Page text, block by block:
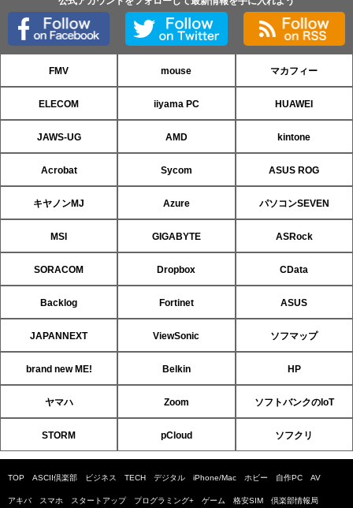
FMV mouse マカフィー
ELECOM iiyama PC HUAWEI
JAWS-UG AMD kintone
Acrobat Sycom ASUS ROG
キヤノンMJ Azure パソコンSEVEN
MSI GIGABYTE ASRock
SORACOM Dropbox CData
Backlog Fortinet ASUS
JAPANNEXT ViewSonic ソフマップ
brand new ME! Belkin HP
ヤマハ Zoom ソフトバンクのIoT
STORM pCloud ソフクリ
TOP ASCII倶楽部 ビジネス TECH デジタル iPhone/Mac ホビー 自作PC AV
アキバ スマホ スタートアップ プログラミング+ ゲーム 格安SIM 倶楽部情報局